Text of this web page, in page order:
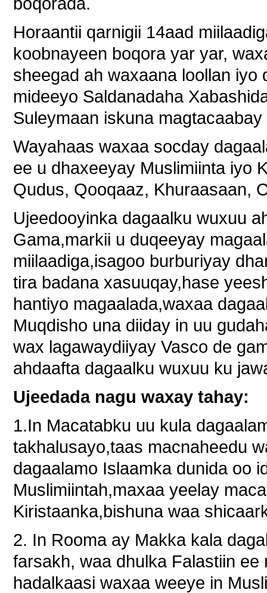
Horaantii qarnigii 14aad
koobnayeen boqora yar yar,
sheegad ah waxaana loollan
mideeyo Saldanadaha
Suleymaan iskuna
Wayahaas waxaa socday
ee u dhaxeeyay Muslimiinta iyo
Qudus, Qooqaaz, Khuraasaan,
Ujeedooyinka dagaalku wuxuu
Gama,markii u duqeeyay
miilaadiga,isagoo burburiyay
tira badana xasuuqay,hase
hantiyo magaalada,waxaa
Muqdisho una diiday in uu
wax lagawaydiiyay Vasco de
ahdaafta dagaalku wuxuu ku
Ujeedada nagu waxay tahay:
1.In Macatabku uu kula
takhalusayo,taas macnaheedu
dagaalamo Islaamka dunida oo
Muslimiintah,maxaa yeelay
Kiristaanka,bishuna waa
2. In Rooma ay Makka kala
farsakh, waa dhulka Falastiin
hadalkaasi waxaa weeye in